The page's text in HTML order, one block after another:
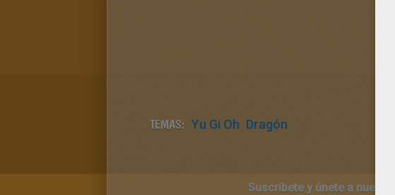
TEMAS: Yu Gi Oh Dragón
Suscríbete y únete a